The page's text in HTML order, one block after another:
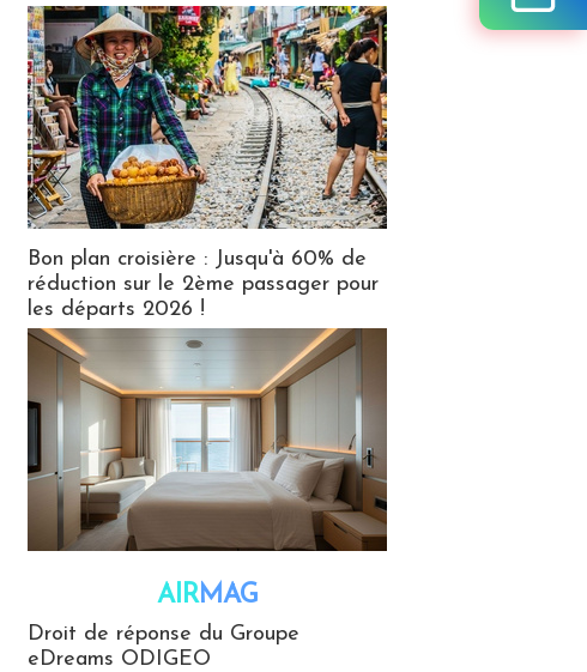
Bon plan croisière : Jusqu'à 60% de
réduction sur le 2ème passager pour
les départs 2026 !
AIRMAG
Droit de réponse du Groupe
eDreams ODIGEO